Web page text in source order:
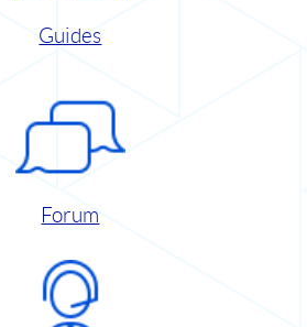
Guides
Forum